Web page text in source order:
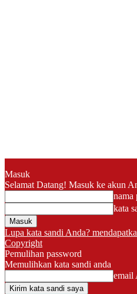
Masuk
Selamat Datang! Masuk ke akun
nama
kata
Lupa kata sandi Anda?
Copyright
Pemulihan password
Memulihkan kata sandi anda
email